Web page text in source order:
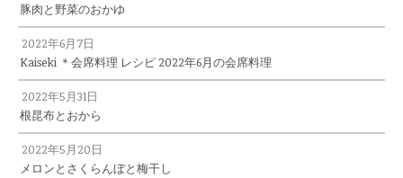
豚肉と野菜のおかゆ
2022年6月7日
Kaiseki ＊会席料理 レシピ 2022年6月の会席料理
2022年5月31日
根昆布とおから
2022年5月20日
メロンとさくらんぼと梅干し